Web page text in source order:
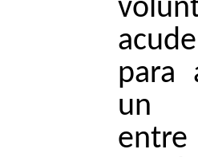
para
un